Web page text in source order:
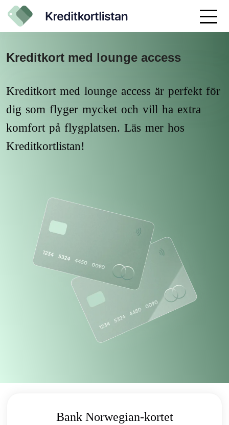
Kreditkort med lounge access
Kreditkort med lounge access är perfekt för
dig som flyger mycket och vill ha extra
komfort på flygplatsen. Läs mer hos
Kreditkortlistan!
Bank Norwegian-kortet